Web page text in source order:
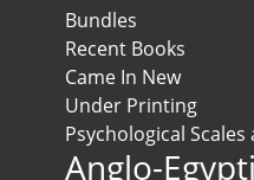
Bundles
Recent Books
Came In New
Under Printing
Psychological Scales
Anglo-